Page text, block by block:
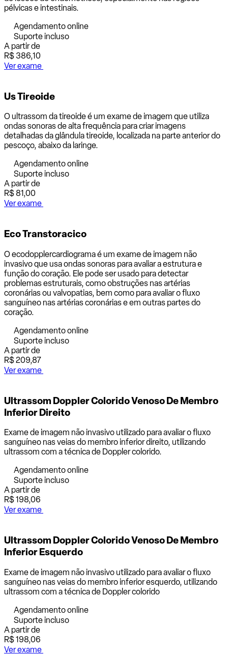
pélvicas e intestinais.
Agendamento online
Suporte incluso
A partir de
R$ 386,10
Ver exame
Us Tireoide
O ultrassom da tireoide é um exame de imagem que utiliza
ondas sonoras de alta frequência para criar imagens
detalhadas da glândula tireoide, localizada na parte anterior do
pescoço, abaixo da laringe.
Agendamento online
Suporte incluso
A partir de
R$ 81,00
Ver exame
Eco Transtoracico
O ecodopplercardiograma é um exame de imagem não
invasivo que usa ondas sonoras para avaliar a estrutura e
função do coração. Ele pode ser usado para detectar
problemas estruturais, como obstruções nas artérias
coronárias ou valvopatias, bem como para avaliar o fluxo
sanguíneo nas artérias coronárias e em outras partes do
coração.
Agendamento online
Suporte incluso
A partir de
R$ 209,87
Ver exame
Ultrassom Doppler Colorido Venoso De Membro
Inferior Direito
Exame de imagem não invasivo utilizado para avaliar o fluxo
sanguíneo nas veias do membro inferior direito, utilizando
ultrassom com a técnica de Doppler colorido.
Agendamento online
Suporte incluso
A partir de
R$ 198,06
Ver exame
Ultrassom Doppler Colorido Venoso De Membro
Inferior Esquerdo
Exame de imagem não invasivo utilizado para avaliar o fluxo
sanguíneo nas veias do membro inferior esquerdo, utilizando
ultrassom com a técnica de Doppler colorido
Agendamento online
Suporte incluso
A partir de
R$ 198,06
Ver exame